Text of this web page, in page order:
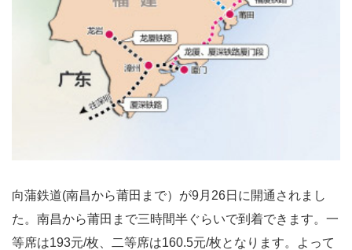
向蒲鉄道(南昌から莆田まで）が9月26日に開通されまし
た。南昌から莆田まで三時間半ぐらいで到着できます。一
等席は193元/枚、二等席は160.5元/枚となります。よって